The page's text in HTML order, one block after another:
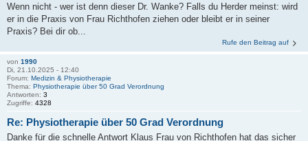
Wenn nicht - wer ist denn dieser Dr. Wanke? Falls du Herder meinst: wird
er in die Praxis von Frau Richthofen ziehen oder bleibt er in seiner
Praxis? Bei dir ob...
Rufe den Beitrag auf
von 1990
Di, 21.10.2025 - 12:40
Forum: Medizin & Physiotherapie
Thema: Physiotherapie über 50 Grad Verordnung
Antworten: 3
Zugriffe: 4328
Re: Physiotherapie über 50 Grad Verordnung
Danke für die schnelle Antwort Klaus Frau von Richthofen hat das sicher